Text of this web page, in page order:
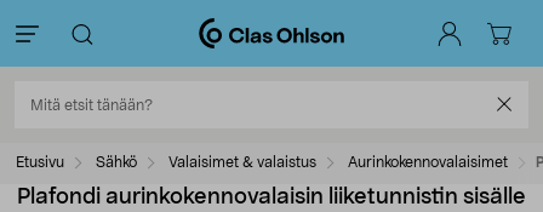
Etusivu Sähkö Valaisimet & valaistus Aurinkokennovalaisimet
Plafondi aurinkokennovalaisin liiketunnistin sisälle